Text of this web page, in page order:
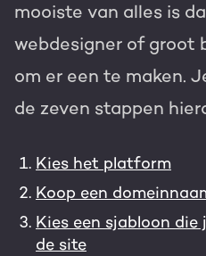
mooiste van alles is
webdesigner of groot
om er een te maken.
de zeven stappen
Kies het platform
Koop een
Kies een sjabloon
de site